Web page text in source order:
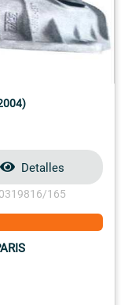
Detalles
0319816/165